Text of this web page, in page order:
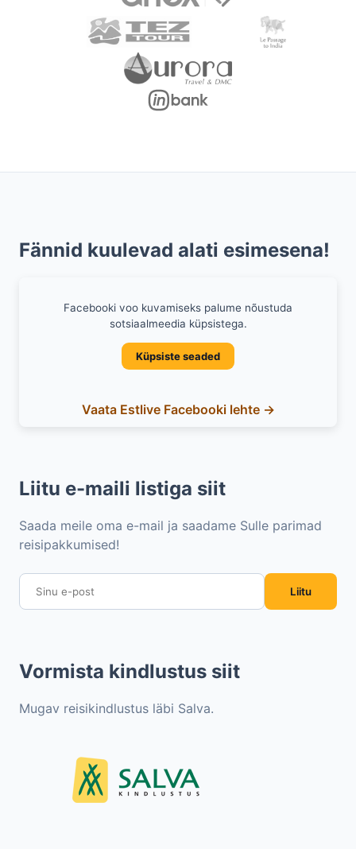
Fännid kuulevad alati esimesena!
Facebooki voo kuvamiseks palume nõustuda
sotsiaalmeedia küpsistega.
Küpsiste seaded
Vaata Estlive Facebooki lehte →
Liitu e-maili listiga siit
Saada meile oma e-mail ja saadame Sulle parimad
reisipakkumised!
Liitu
Vormista kindlustus siit
Mugav reisikindlustus läbi Salva.